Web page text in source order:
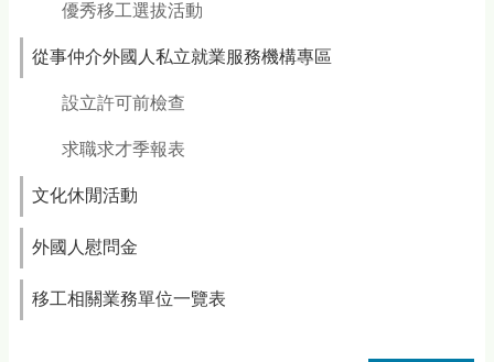
優秀移工選拔活動
從事仲介外國人私立就業服務機構專區
設立許可前檢查
求職求才季報表
文化休閒活動
外國人慰問金
移工相關業務單位一覽表